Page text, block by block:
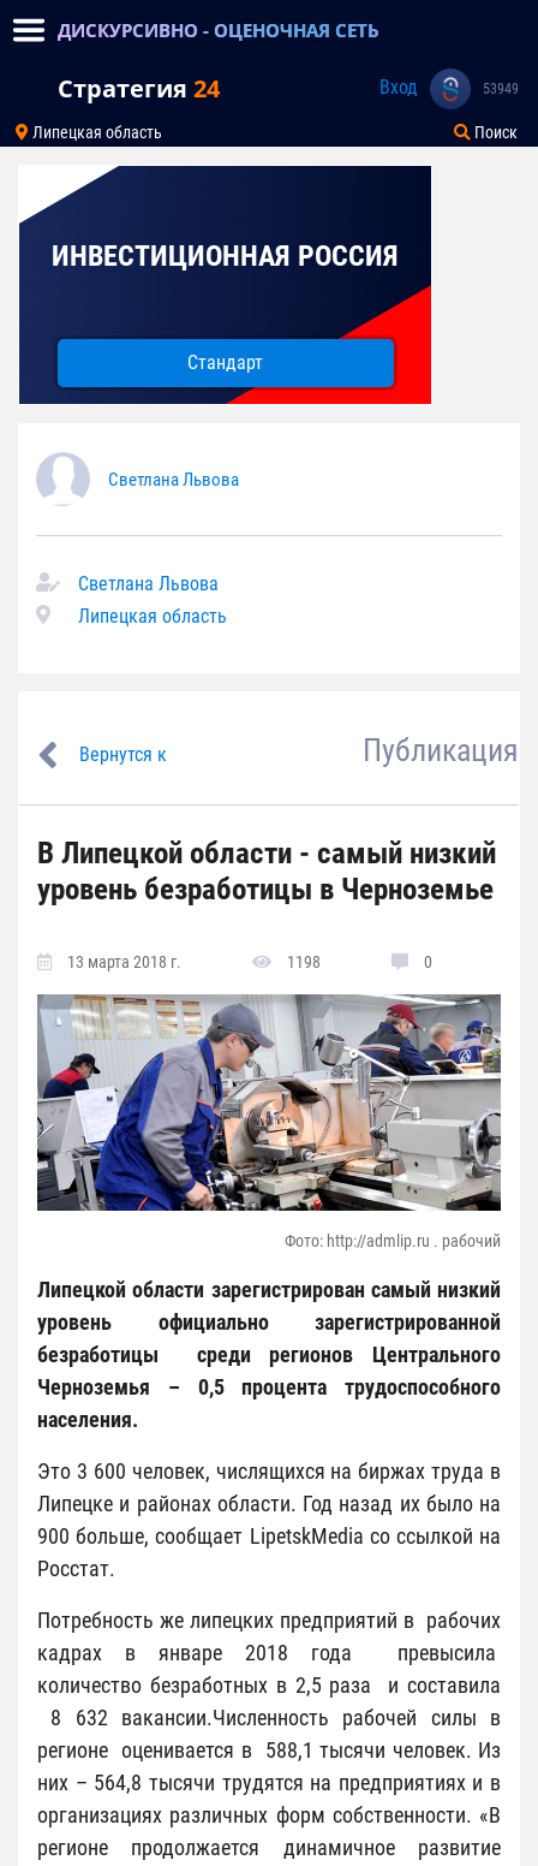
ДИСКУРСИВНО - ОЦЕНОЧНАЯ СЕТЬ
Стратегия 24 Вход 53949
Липецкая область Поиск
ИНВЕСТИЦИОННАЯ РОССИЯ
Стандарт
Светлана Львова
Светлана Львова
Липецкая область
Вернутся к Публикация
В Липецкой области - самый низкий
уровень безработицы в Черноземье
13 марта 2018 г. 1198 0
Фото: http://admlip.ru . рабочий
Липецкой области зарегистрирован самый низкий
уровень официально зарегистрированной
безработицы среди регионов Центрального
Черноземья – 0,5 процента трудоспособного
населения.
Это 3 600 человек, числящихся на биржах труда в
Липецке и районах области. Год назад их было на
900 больше, сообщает LipetskMedia со ссылкой на
Росстат.
Потребность же липецких предприятий в рабочих
кадрах в январе 2018 года превысила
количество безработных в 2,5 раза и составила
8 632 вакансии.Численность рабочей силы в
регионе оценивается в 588,1 тысячи человек. Из
них – 564,8 тысячи трудятся на предприятиях и в
организациях различных форм собственности. «В
регионе продолжается динамичное развитие